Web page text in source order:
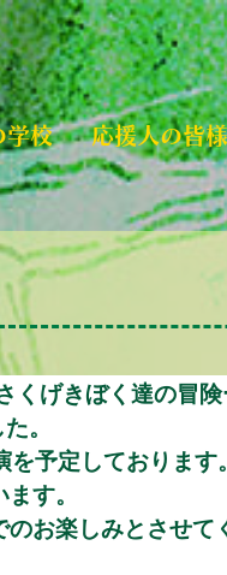
学校 応援人の皆
げきぼく達の冒険
。
予定しております。
す。
お楽しみとさせて